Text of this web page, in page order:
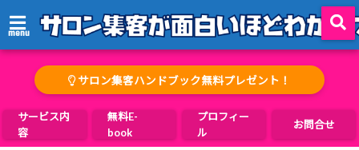
menu
サロン集客ハンドブック無料プレゼント！
サービス内
容
無料E-
book
プロフィー
ル
お問合せ